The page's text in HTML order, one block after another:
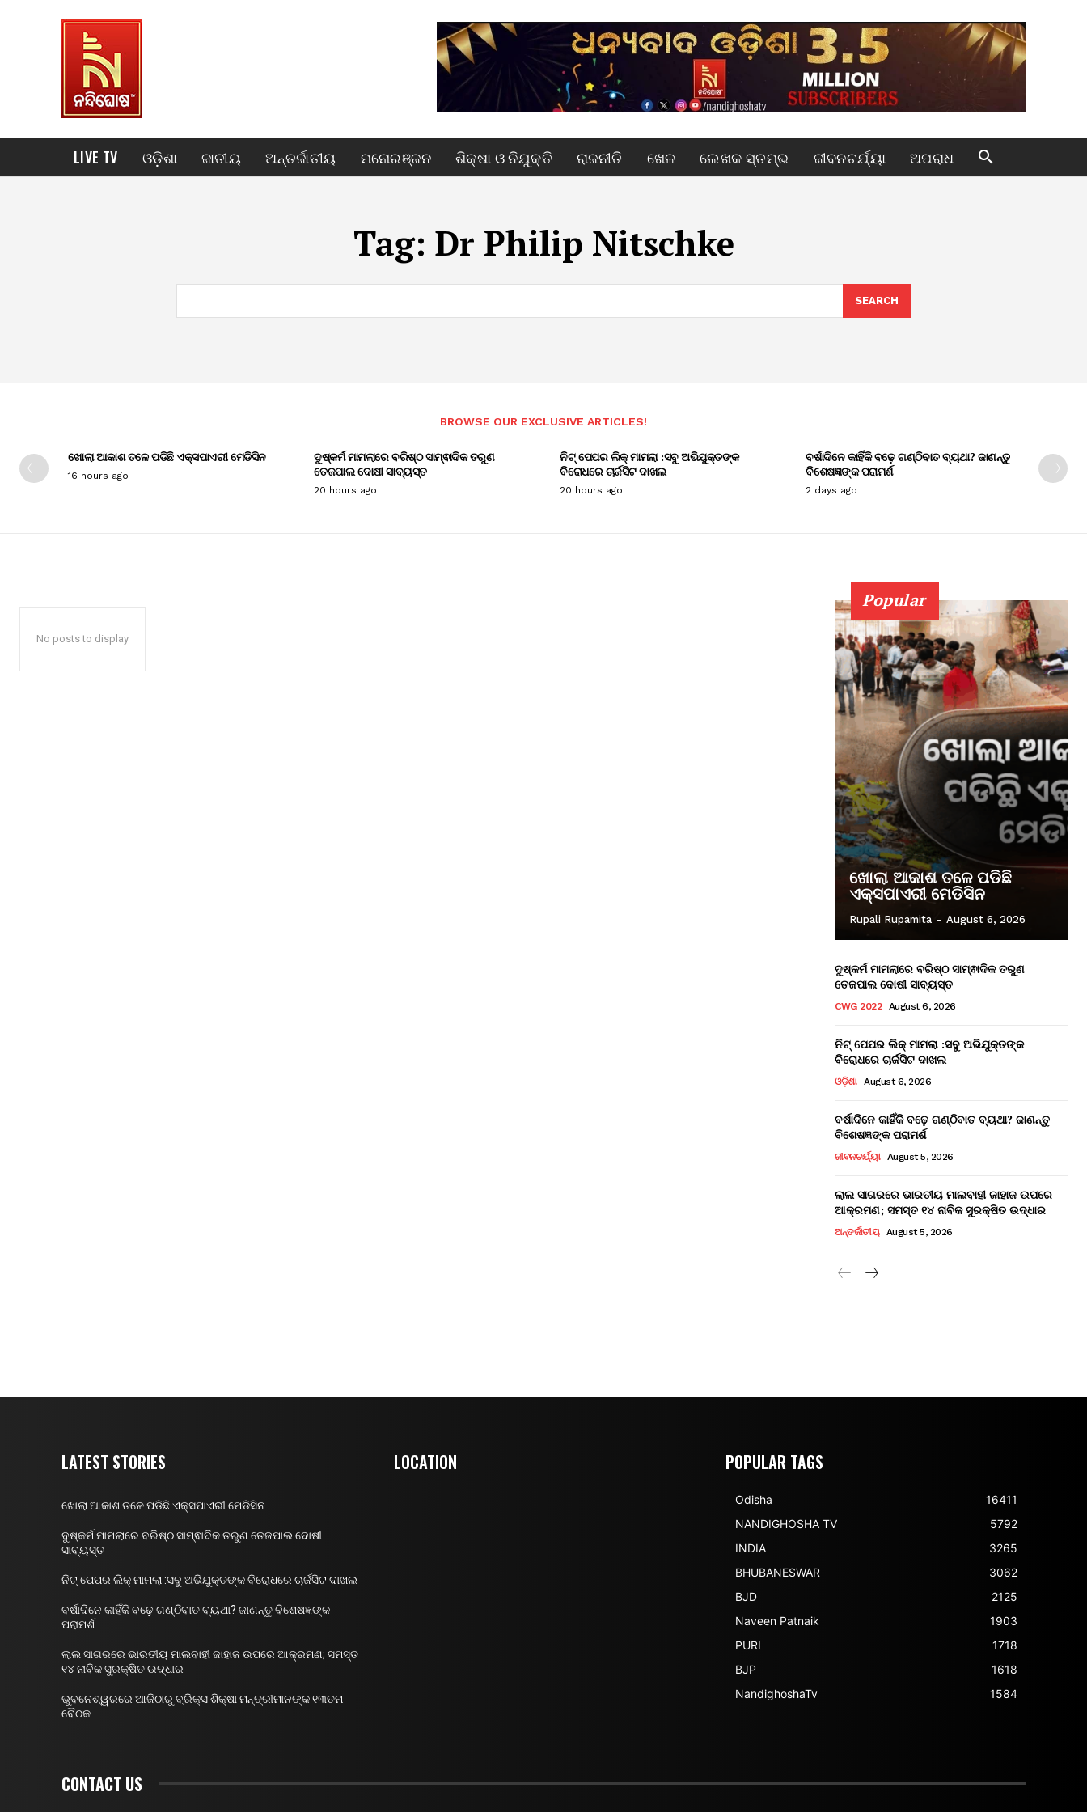
LIVE TV ଓଡ଼ିଶା ଜାତୀୟ ଅନ୍ତର୍ଜାତୀୟ ମନୋରଞ୍ଜନ ଶିକ୍ଷା ଓ ନିଯୁକ୍ତି ରାଜନୀତି ଖେଳ ଲେଖକ ସ୍ତମ୍ଭ ଜୀବନଚର୍ଯ୍ୟା ଅପରାଧ
Tag: Dr Philip Nitschke
SEARCH
BROWSE OUR EXCLUSIVE ARTICLES!
ଖୋଲା ଆକାଶ ତଳେ ପଡିଛି ଏକ୍ସପାଏରୀ ମେଡିସିନ
16 hours ago
ଦୁଷ୍କର୍ମ ମାମଲାରେ ବରିଷ୍ଠ ସାମ୍ଵାଦିକ ତରୁଣ
ତେଜପାଲ ଦୋଷୀ ସାବ୍ୟସ୍ତ
20 hours ago
ନିଟ୍ ପେପର ଲିକ୍ ମାମଲା :ସବୁ ଅଭିଯୁକ୍ତଙ୍କ
ବିରୋଧରେ ଚାର୍ଜସିଟ ଦାଖଲ
20 hours ago
ବର୍ଷାଦିନେ କାହିଁକି ବଢ଼େ ଗଣ୍ଠିବାତ ବ୍ୟଥା? ଜାଣନ୍ତୁ
ବିଶେଷଜ୍ଞଙ୍କ ପରାମର୍ଶ
2 days ago
No posts to display
Popular
ଖୋଲା ଆକାଶ ତଳେ ପଡିଛି
ଏକ୍ସପାଏରୀ ମେଡିସିନ
Rupali Rupamita - August 6, 2026
ଦୁଷ୍କର୍ମ ମାମଲାରେ ବରିଷ୍ଠ ସାମ୍ଵାଦିକ ତରୁଣ
ତେଜପାଲ ଦୋଷୀ ସାବ୍ୟସ୍ତ
CWG 2022 August 6, 2026
ନିଟ୍ ପେପର ଲିକ୍ ମାମଲା :ସବୁ ଅଭିଯୁକ୍ତଙ୍କ
ବିରୋଧରେ ଚାର୍ଜସିଟ ଦାଖଲ
ଓଡ଼ିଶା August 6, 2026
ବର୍ଷାଦିନେ କାହିଁକି ବଢ଼େ ଗଣ୍ଠିବାତ ବ୍ୟଥା? ଜାଣନ୍ତୁ
ବିଶେଷଜ୍ଞଙ୍କ ପରାମର୍ଶ
ଜୀବନଚର୍ଯ୍ୟା August 5, 2026
ଲାଲ ସାଗରରେ ଭାରତୀୟ ମାଲବାହୀ ଜାହାଜ ଉପରେ
ଆକ୍ରମଣ; ସମସ୍ତ ୧୪ ନାବିକ ସୁରକ୍ଷିତ ଉଦ୍ଧାର
ଅନ୍ତର୍ଜାତୀୟ August 5, 2026
LATEST STORIES
ଖୋଲା ଆକାଶ ତଳେ ପଡିଛି ଏକ୍ସପାଏରୀ ମେଡିସିନ
ଦୁଷ୍କର୍ମ ମାମଲାରେ ବରିଷ୍ଠ ସାମ୍ଵାଦିକ ତରୁଣ ତେଜପାଲ ଦୋଷୀ
ସାବ୍ୟସ୍ତ
ନିଟ୍ ପେପର ଲିକ୍ ମାମଲା :ସବୁ ଅଭିଯୁକ୍ତଙ୍କ ବିରୋଧରେ ଚାର୍ଜସିଟ ଦାଖଲ
ବର୍ଷାଦିନେ କାହିଁକି ବଢ଼େ ଗଣ୍ଠିବାତ ବ୍ୟଥା? ଜାଣନ୍ତୁ ବିଶେଷଜ୍ଞଙ୍କ
ପରାମର୍ଶ
ଲାଲ ସାଗରରେ ଭାରତୀୟ ମାଲବାହୀ ଜାହାଜ ଉପରେ ଆକ୍ରମଣ; ସମସ୍ତ
୧୪ ନାବିକ ସୁରକ୍ଷିତ ଉଦ୍ଧାର
ଭୁବନେଶ୍ୱରରେ ଆଜିଠାରୁ ବ୍ରିକ୍ସ ଶିକ୍ଷା ମନ୍ତ୍ରୀମାନଙ୍କ ୧୩ତମ
ବୈଠକ
LOCATION POPULAR TAGS
Odisha
16411
NANDIGHOSHA TV
5792
INDIA
3265
BHUBANESWAR
3062
BJD
2125
Naveen Patnaik
1903
PURI
1718
BJP
1618
NandighoshaTv
1584
CONTACT US